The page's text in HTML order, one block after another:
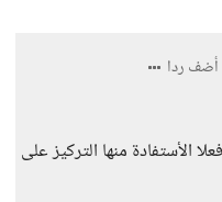
أضف ردا
الأستفادة منها التركيز على